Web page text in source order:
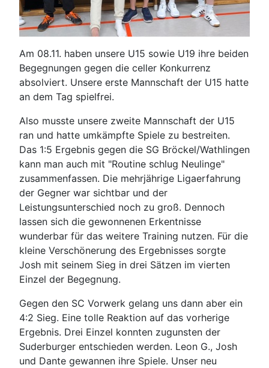
Am 08.11. haben unsere U15 sowie U19 ihre beiden
Begegnungen gegen die celler Konkurrenz
absolviert. Unsere erste Mannschaft der U15 hatte
an dem Tag spielfrei.
Also musste unsere zweite Mannschaft der U15
ran und hatte umkämpfte Spiele zu bestreiten.
Das 1:5 Ergebnis gegen die SG Bröckel/Wathlingen
kann man auch mit "Routine schlug Neulinge"
zusammenfassen. Die mehrjährige Ligaerfahrung
der Gegner war sichtbar und der
Leistungsunterschied noch zu groß. Dennoch
lassen sich die gewonnenen Erkentnisse
wunderbar für das weitere Training nutzen. Für die
kleine Verschönerung des Ergebnisses sorgte
Josh mit seinem Sieg in drei Sätzen im vierten
Einzel der Begegnung.
Gegen den SC Vorwerk gelang uns dann aber ein
4:2 Sieg. Eine tolle Reaktion auf das vorherige
Ergebnis. Drei Einzel konnten zugunsten der
Suderburger entschieden werden. Leon G., Josh
und Dante gewannen ihre Spiele. Unser neu